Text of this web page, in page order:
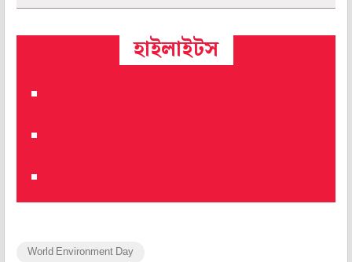
হাইলাইটস
World Environment Day